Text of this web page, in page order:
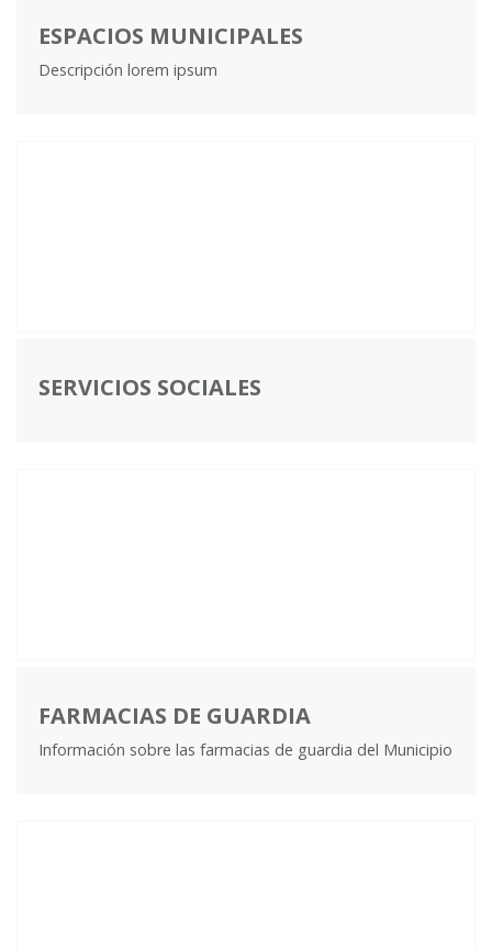
ESPACIOS MUNICIPALES
Descripción lorem ipsum
SERVICIOS SOCIALES
FARMACIAS DE GUARDIA
Información sobre las farmacias de guardia del Municipio